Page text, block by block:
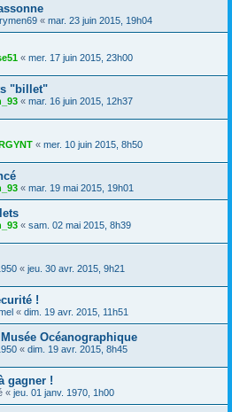
« mar. 23 juin 2015, 19h04
« mer. 17 juin 2015, 23h00
"billet"
« mar. 16 juin 2015, 12h37
« mer. 10 juin 2015, 8h50
« mar. 19 mai 2015, 19h01
« sam. 02 mai 2015, 8h39
« jeu. 30 avr. 2015, 9h21
!
« dim. 19 avr. 2015, 11h51
Océanographique
« dim. 19 avr. 2015, 8h45
gagner !
« jeu. 01 janv. 1970, 1h00